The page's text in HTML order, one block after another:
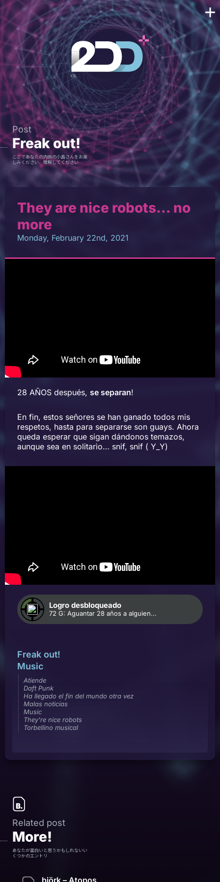
Post
Freak out!
ここであなたの内側の小島さんをお楽
しみください、理解してください
They are nice robots… no
more
Monday, February 22nd, 2021
28 AÑOS después, se separan!
En fin, estos señores se han ganado todos mis
respetos, hasta para separarse son guays. Ahora
queda esperar que sigan dándonos temazos,
aunque sea en solitario… snif, snif ( Y_Y)
Logro desbloqueado
72 G: Aguantar 28 años a alguien...
Freak out!
Music
Atiende
Daft Punk
Ha llegado el fin del mundo otra vez
Malas noticias
Music
They're nice robots
Torbellino musical
Related post
More!
あなたが面白いと思うかもしれないい
くつかのエントリ
björk – Atopos